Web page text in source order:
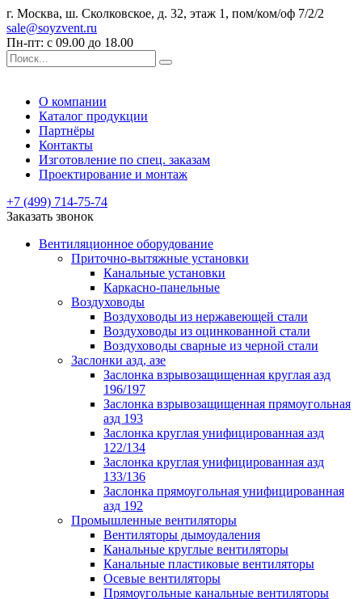
г. Москва, ш. Сколковское, д. 32, этаж 1, пом/ком/оф 7/2/2
sale@soyzvent.ru
Пн-пт: с 09.00 до 18.00
О компании
Каталог продукции
Партнёры
Контакты
Изготовление по спец. заказам
Проектирование и монтаж
+7 (499) 714-75-74
Заказать звонок
Вентиляционное оборудование
Приточно-вытяжные установки
Канальные установки
Каркасно-панельные
Воздуховоды
Воздуховоды из нержавеющей стали
Воздуховоды из оцинкованной стали
Воздуховоды сварные из черной стали
Заслонки азд, азе
Заслонка взрывозащищенная круглая азд
196/197
Заслонка взрывозащищенная прямоугольная
азд 193
Заслонка круглая унифицированная азд
122/134
Заслонка круглая унифицированная азд
133/136
Заслонка прямоугольная унифицированная
азд 192
Промышленные вентиляторы
Вентиляторы дымоудаления
Канальные круглые вентиляторы
Канальные пластиковые вентиляторы
Осевые вентиляторы
Прямоугольные канальные вентиляторы